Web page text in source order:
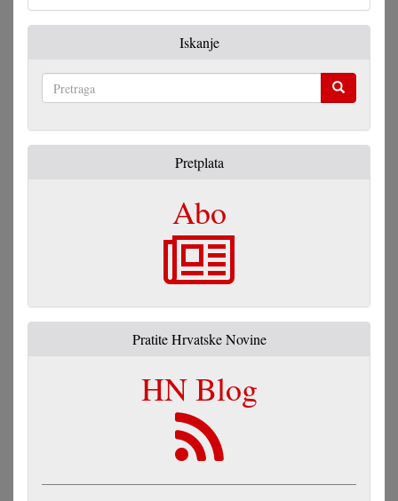
Iskanje
Pretplata
Abo
Pratite Hrvatske Novine
HN Blog